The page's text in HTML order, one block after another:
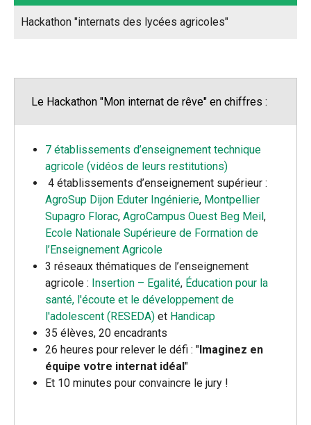
Hackathon "internats des lycées agricoles"
Le Hackathon "Mon internat de rêve" en chiffres :
7 établissements d’enseignement technique
agricole (vidéos de leurs restitutions)
4 établissements d’enseignement supérieur :
AgroSup Dijon Eduter Ingénierie, Montpellier
Supagro Florac, AgroCampus Ouest Beg Meil,
Ecole Nationale Supérieure de Formation de
l’Enseignement Agricole
3 réseaux thématiques de l’enseignement
agricole : Insertion – Egalité, Éducation pour la
santé, l'écoute et le développement de
l'adolescent (RESEDA) et Handicap
35 élèves, 20 encadrants
26 heures pour relever le défi : "Imaginez en
équipe votre internat idéal"
Et 10 minutes pour convaincre le jury !